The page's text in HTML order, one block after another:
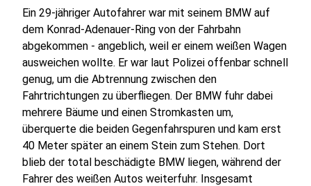
Ein 29-jähriger Autofahrer war mit seinem BMW auf
dem Konrad-Adenauer-Ring von der Fahrbahn
abgekommen - angeblich, weil er einem weißen Wagen
ausweichen wollte. Er war laut Polizei offenbar schnell
genug, um die Abtrennung zwischen den
Fahrtrichtungen zu überfliegen. Der BMW fuhr dabei
mehrere Bäume und einen Stromkasten um,
überquerte die beiden Gegenfahrspuren und kam erst
40 Meter später an einem Stein zum Stehen. Dort
blieb der total beschädigte BMW liegen, während der
Fahrer des weißen Autos weiterfuhr. Insgesamt